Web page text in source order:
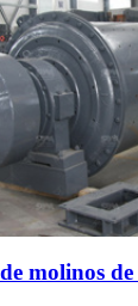
molinos